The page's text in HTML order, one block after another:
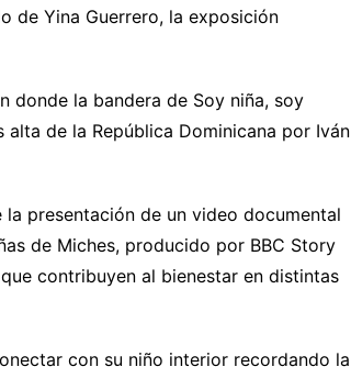
de Yina Guerrero, la exposición
donde la bandera de Soy niña, soy
de la República Dominicana por Iván
presentación de un video documental
de Miches, producido por BBC Story
contribuyen al bienestar en distintas
con su niño interior recordando la